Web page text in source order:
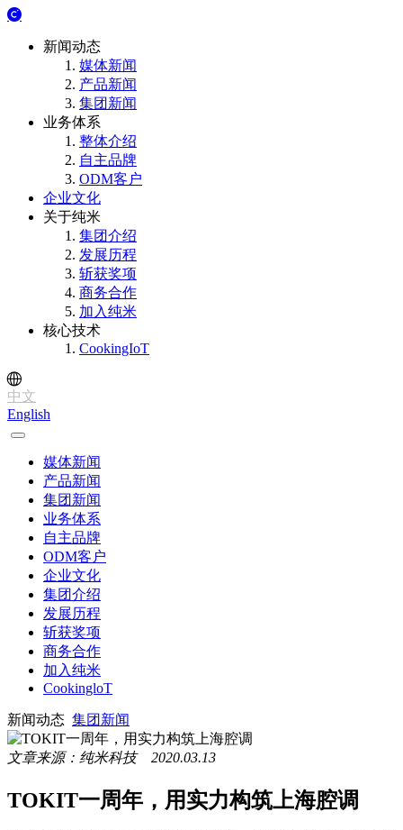
新闻动态
媒体新闻
产品新闻
集团新闻
业务体系
整体介绍
自主品牌
ODM客户
企业文化
关于纯米
集团介绍
发展历程
斩获奖项
商务合作
加入纯米
核心技术
CookingIoT
中文
English
媒体新闻
产品新闻
集团新闻
业务体系
自主品牌
ODM客户
企业文化
集团介绍
发展历程
斩获奖项
商务合作
加入纯米
CookingloT
新闻动态 集团新闻
文章来源：纯米科技 2020.03.13
TOKIT一周年，用实力构筑上海腔调